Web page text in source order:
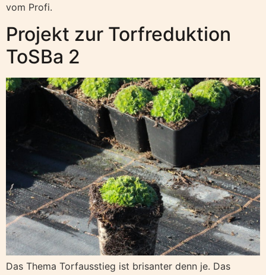
vom Profi.
Projekt zur Torfreduktion
ToSBa 2
Das Thema Torfausstieg ist brisanter denn je. Das